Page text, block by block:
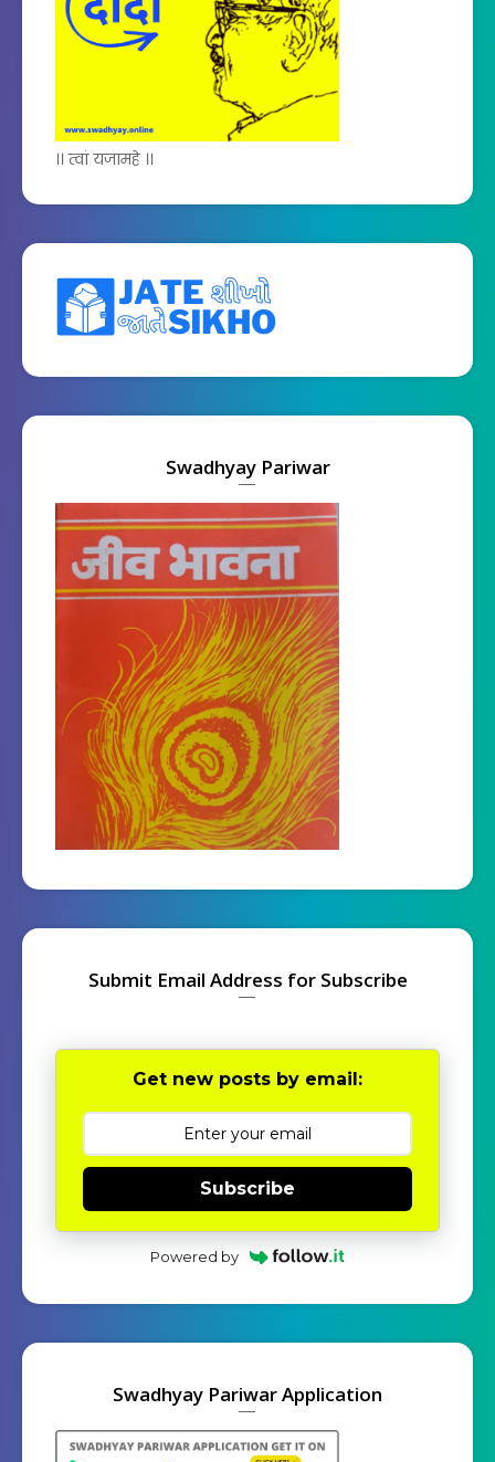
।। त्वां यजामहे ।।
Swadhyay Pariwar
Submit Email Address for Subscribe
Get new posts by email:
Subscribe
Powered by
Swadhyay Pariwar Application